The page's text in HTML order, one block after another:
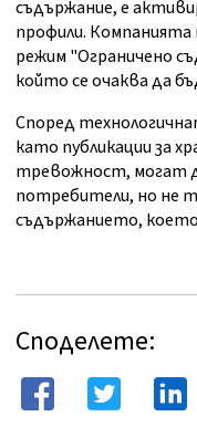
съдържание, е
профили.
режим "Ограничено
който се очаква да
Според
като публикации за
тревожност, могат
потребители, но не
съдържанието,
Споделете: